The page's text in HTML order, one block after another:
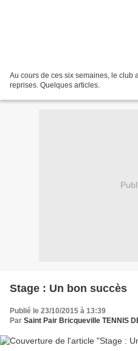
Au cours de ces six semaines, le club
reprises. Quelques articles.
Stage : Un bon succès
Publié le 23/10/2015 à 13:39
Par Saint Pair Bricqueville TENNIS